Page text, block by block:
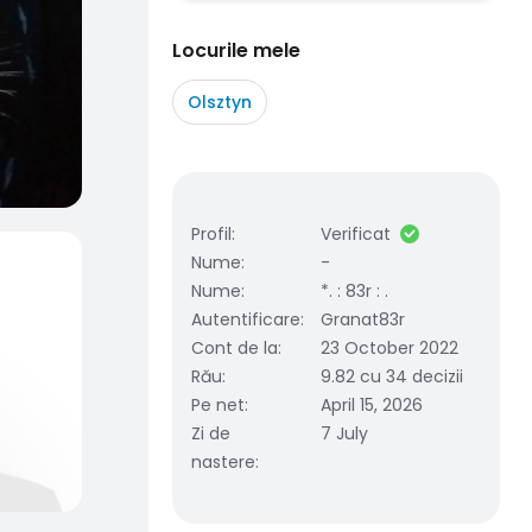
Locurile mele
Olsztyn
Profil:
Verificat
Nume:
-
Nume:
*. : 83r : .
Autentificare:
Granat83r
Cont de la:
23 October 2022
Rău:
9.82 cu 34 decizii
Pe net:
April 15, 2026
Zi de
nastere:
7 July